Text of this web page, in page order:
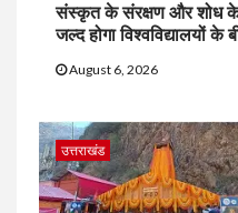
संस्कृत के संरक्षण और शोध
जल्द होगा विश्वविद्यालयों के
August 6, 2026
उत्तराखंड